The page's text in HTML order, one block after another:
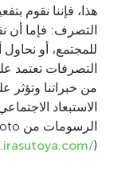
هذا، فإننا نقوم
التصرف: فإما أن
للمجتمع، أو نحاول
التصرفات تعتمد
من خبراتنا وتؤثر
الاستبعاد
الرسومات من
)